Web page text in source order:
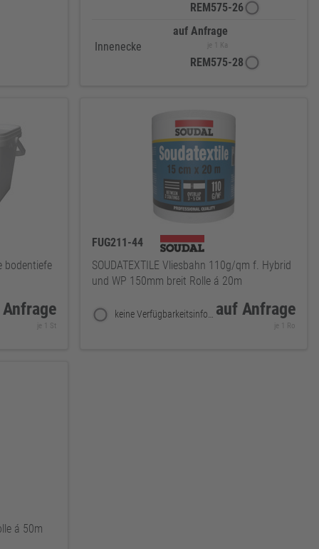
REM575-26
Innenecke
auf Anfrage
je 1 Ka
REM575-28
bodentiefe
je 1 St
FUG211-44
SOUDATEXTILE Vliesbahn 110g/qm f. Hybrid
und WP 150mm breit Rolle á 20m
keine Verfügbarkeitsinformationen auf Anfrage
je 1 Ro
á 50m